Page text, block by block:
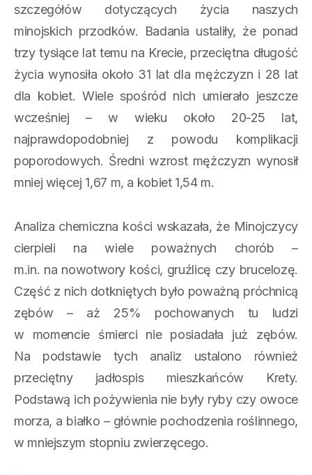
szczegółów dotyczących życia naszych
minojskich przodków. Badania ustaliły, że ponad
trzy tysiące lat temu na Krecie, przeciętna długość
życia wynosiła około 31 lat dla mężczyzn i 28 lat
dla kobiet. Wiele spośród nich umierało jeszcze
wcześniej – w wieku około 20-25 lat,
najprawdopodobniej z powodu komplikacji
poporodowych. Średni wzrost mężczyzn wynosił
mniej więcej 1,67 m, a kobiet 1,54 m.
Analiza chemiczna kości wskazała, że Minojczycy
cierpieli na wiele poważnych chorób –
m.in. na nowotwory kości, gruźlicę czy brucelozę.
Część z nich dotkniętych było poważną próchnicą
zębów – aż 25% pochowanych tu ludzi
w momencie śmierci nie posiadała już zębów.
Na podstawie tych analiz ustalono również
przeciętny jadłospis mieszkańców Krety.
Podstawą ich pożywienia nie były ryby czy owoce
morza, a białko – głównie pochodzenia roślinnego,
w mniejszym stopniu zwierzęcego.